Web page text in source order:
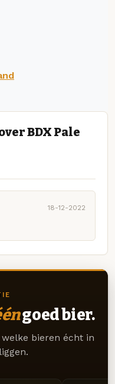
BDX Pale
18-12-2022
goed bier.
welke bieren écht in